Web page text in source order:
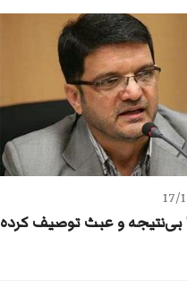
17/
بی‌نتیجه و عبث توصیف کرده